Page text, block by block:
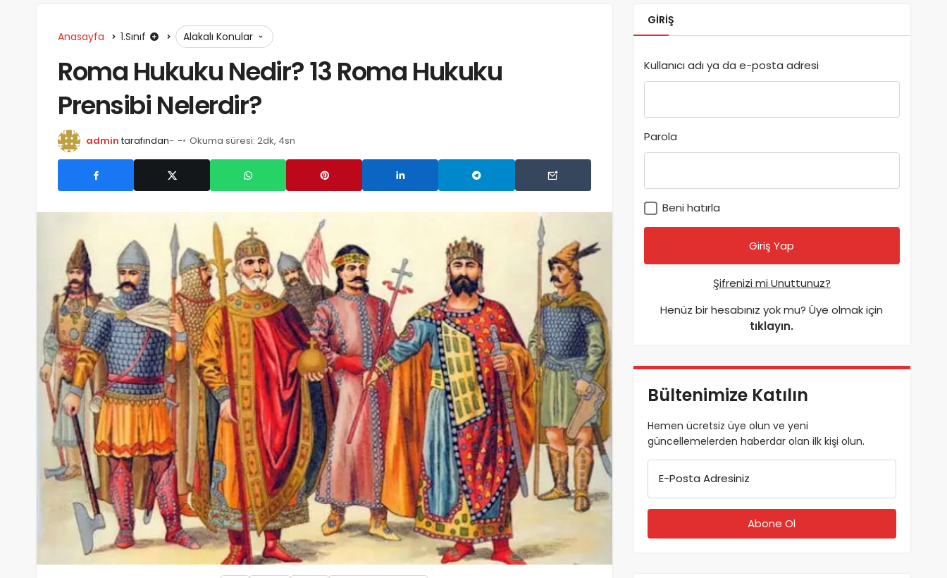
Anasayfa 1.Sınıf Alakalı Konular
Roma Hukuku Nedir? 13 Roma Hukuku
Prensibi Nelerdir?
admin tarafından - Okuma süresi: 2dk, 4sn
GIRIŞ
Kullanıcı adı ya da e-posta adresi
Parola
Beni hatırla
Şifrenizi mi Unuttunuz?
Henüz bir hesabınız yok mu? Üye olmak için
tıklayın.
Bültenimize Katılın
Hemen ücretsiz üye olun ve yeni
güncellemelerden haberdar olan ilk kişi olun.
E-Posta Adresiniz